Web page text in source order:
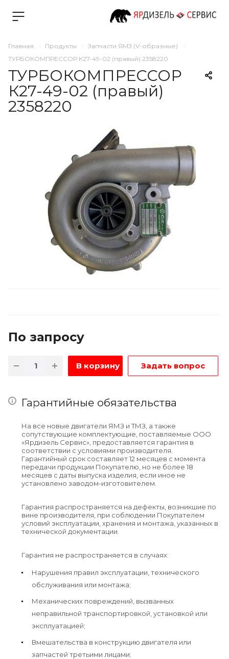
Главная Продукты
Запчасти ЯМЗ (V-образные)
ТУРБОКОМПРЕССОР К27-49-02 (правый) 2358220
ТУРБОКОМПРЕССОР
К27-49-02 (правый)
2358220
По запросу
В корзину Задать вопрос
Гарантийные обязательства
На все новые двигатели ЯМЗ и ТМЗ, а также
сопутствующие комплектующие, поставляемые ООО
«Ярдизель Сервис», предоставляется гарантия в
соответствии с условиями производителя.
Гарантийный срок составляет 12 месяцев с момента
передачи продукции Покупателю, но не более 18
месяцев с даты выпуска изделия, если иное не
установлено заводом-изготовителем.
Гарантия распространяется на дефекты, возникшие по
вине производителя, при соблюдении Покупателем
условий эксплуатации, хранения и монтажа, указанных в
технической документации.
Гарантия не распространяется в случаях:
Нарушения правил эксплуатации, технического
обслуживания или монтажа;
Механических повреждений, вызванных
неправильной транспортировкой, установкой или
эксплуатацией;
Вмешательства в конструкцию двигателя или
запчастей третьими лицами;